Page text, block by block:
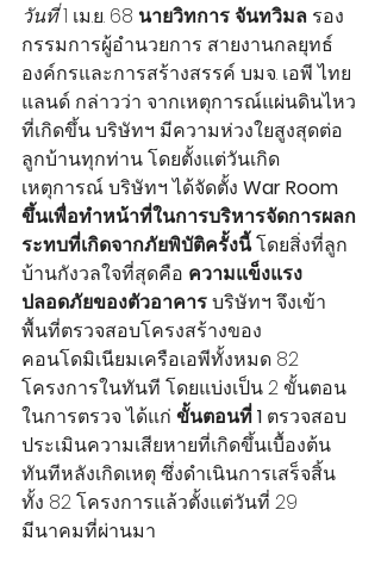
วันที่ 1 เม.ย. 68 นายวิทการ จันทวิมล รอง
กรรมการผู้อำนวยการ สายงานกลยุทธ์
องค์กรและการสร้างสรรค์ บมจ. เอพี ไทย
แลนด์ กล่าวว่า จากเหตุการณ์แผ่นดินไหว
ที่เกิดขึ้น บริษัทฯ มีความห่วงใยสูงสุดต่อ
ลูกบ้านทุกท่าน โดยตั้งแต่วันเกิด
เหตุการณ์ บริษัทฯ ได้จัดตั้ง War Room
ขึ้นเพื่อทำหน้าที่ในการบริหารจัดการผลก
ระทบที่เกิดจากภัยพิบัติครั้งนี้ โดยสิ่งที่ลูก
บ้านกังวลใจที่สุดคือ ความแข็งแรง
ปลอดภัยของตัวอาคาร บริษัทฯ จึงเข้า
พื้นที่ตรวจสอบโครงสร้างของ
คอนโดมิเนียมเครือเอพีทั้งหมด 82
โครงการในทันที โดยแบ่งเป็น 2 ขั้นตอน
ในการตรวจ ได้แก่ ขั้นตอนที่ 1 ตรวจสอบ
ประเมินความเสียหายที่เกิดขึ้นเบื้องต้น
ทันทีหลังเกิดเหตุ ซึ่งดำเนินการเสร็จสิ้น
ทั้ง 82 โครงการแล้วตั้งแต่วันที่ 29
มีนาคมที่ผ่านมา